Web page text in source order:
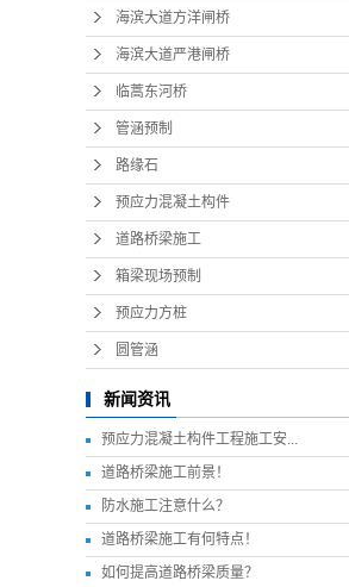
海滨大道方洋闸桥
海滨大道严港闸桥
临蒿东河桥
管涵预制
路缘石
预应力混凝土构件
道路桥梁施工
箱梁现场预制
预应力方桩
圆管涵
新闻资讯
预应力混凝土构件工程施工安...
道路桥梁施工前景！
防水施工注意什么？
道路桥梁施工有何特点！
如何提高道路桥梁质量？